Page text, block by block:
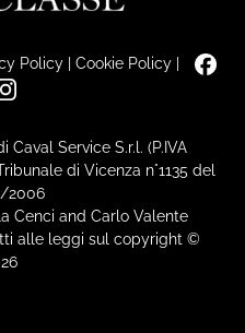
Policy| Cookie Policy|
Service S.r.l. (P.IVA
di Vicenza n°1135 del
2006
Cenci and Carlo Valente
alle leggi sul copyright ©